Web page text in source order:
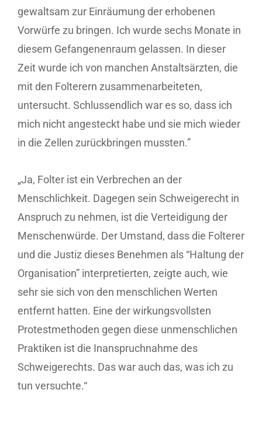
gewaltsam zur Einräumung der erhobenen
Vorwürfe zu bringen. Ich wurde sechs Monate in
diesem Gefangenenraum gelassen. In dieser
Zeit wurde ich von manchen Anstaltsärzten, die
mit den Folterern zusammenarbeiteten,
untersucht. Schlussendlich war es so, dass ich
mich nicht angesteckt habe und sie mich wieder
in die Zellen zurückbringen mussten.”
„Ja, Folter ist ein Verbrechen an der
Menschlichkeit. Dagegen sein Schweigerecht in
Anspruch zu nehmen, ist die Verteidigung der
Menschenwürde. Der Umstand, dass die Folterer
und die Justiz dieses Benehmen als “Haltung der
Organisation” interpretierten, zeigte auch, wie
sehr sie sich von den menschlichen Werten
entfernt hatten. Eine der wirkungsvollsten
Protestmethoden gegen diese unmenschlichen
Praktiken ist die Inanspruchnahme des
Schweigerechts. Das war auch das, was ich zu
tun versuchte.“